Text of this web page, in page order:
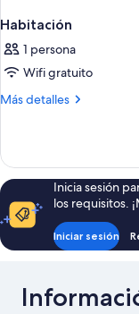
Habitación
1 persona
Wifi gratuito
Más detalles
Más
Inicia sesión
los requisitos.
Iniciar sesión